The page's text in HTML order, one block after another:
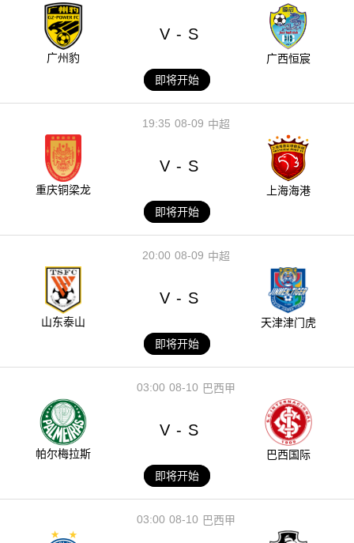
广州豹
V - S
广西恒宸
即将开始
08-09
19:35 中超
重庆铜梁龙
V - S
上海海港
即将开始
08-09
20:00 中超
山东泰山
V - S
天津津门虎
即将开始
08-10
03:00 巴西甲
帕尔梅拉斯
V - S
巴西国际
即将开始
08-10
03:00 巴西甲